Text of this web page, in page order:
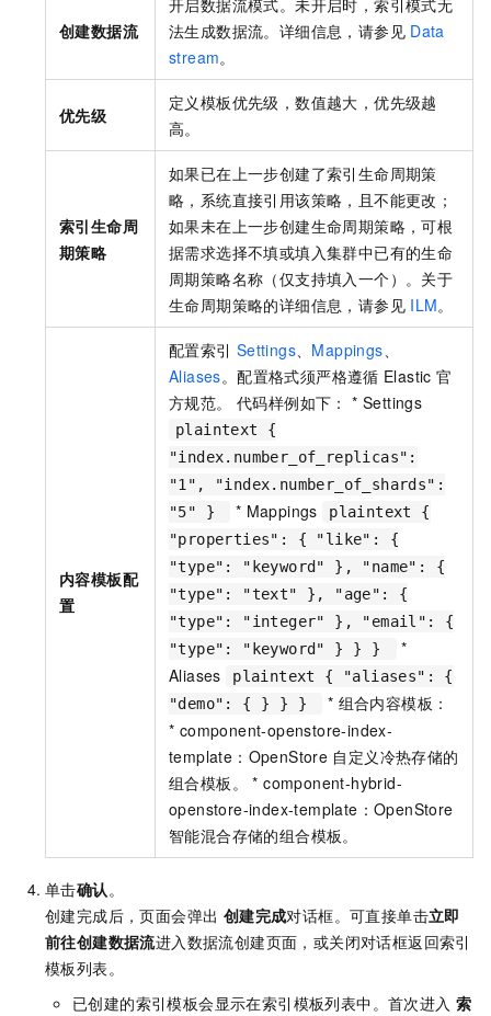
创建数据流
开启数据流模式。未开启时，索引模式无
法生成数据流。详细信息，请参见 Data
stream。
优先级
定义模板优先级，数值越大，优先级越
高。
索引生命周
期策略
如果已在上一步创建了索引生命周期策
略，系统直接引用该策略，且不能更改；
如果未在上一步创建生命周期策略，可根
据需求选择不填或填入集群中已有的生命
周期策略名称（仅支持填入一个）。关于
生命周期策略的详细信息，请参见 ILM。
内容模板配
置
配置索引 Settings、 Mappings、
Aliases。配置格式须严格遵循 Elastic 官
方规范。 代码样例如下： * Settings
plaintext {
"index.number_of_replicas":
"1", "index.number_of_shards":
"5" }
* Mappings
plaintext {
"properties": { "like": {
"type": "keyword" }, "name": {
"type": "text" }, "age": {
"type": "integer" }, "email": {
"type": "keyword" } } }
*
Aliases
plaintext { "aliases": {
"demo": { } } }
* 组合内容模板：
* component-openstore-index-
template：OpenStore 自定义冷热存储的
组合模板。 * component-hybrid-
openstore-index-template：OpenStore
智能混合存储的组合模板。
单击确认。
创建完成后，页面会弹出 创建完成对话框。可直接单击立即
前往创建数据流进入数据流创建页面，或关闭对话框返回索引
模板列表。
已创建的索引模板会显示在索引模板列表中。首次进入 索